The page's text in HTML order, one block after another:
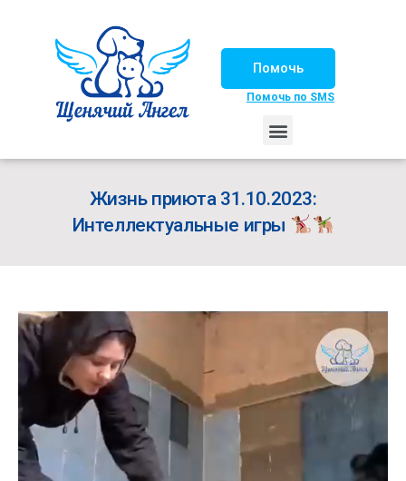
Помочь
Помочь по SMS
Жизнь приюта 31.10.2023:
Интеллектуальные игры